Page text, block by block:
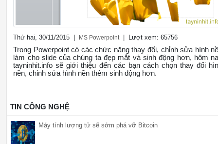
Thứ hai, 30/11/2015 | MS Powerpoint | Lượt xem: 65756
Trong Powerpoint có các chức năng thay đổi, chỉnh sửa hình
làm cho slide của chúng ta đẹp mắt và sinh động hơn, hôm
tayninhit.info sẽ giới thiệu đến các bạn cách chọn thay đổi
nền, chỉnh sửa hình nền thêm sinh động hơn.
TIN CÔNG NGHỆ
Máy tính lượng tử sẽ sớm phá vỡ Bitcoin